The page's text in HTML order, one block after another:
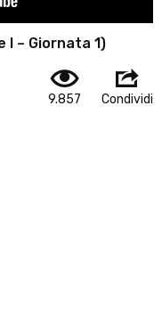
I – Giornata 1)
9.857 Condividi